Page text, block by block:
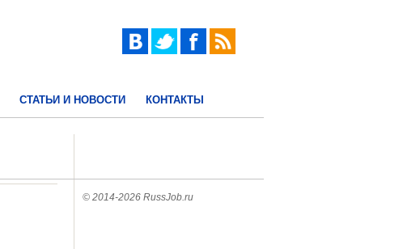
СТАТЬИ И НОВОСТИ КОНТАКТЫ
© 2014-2026 RussJob.ru